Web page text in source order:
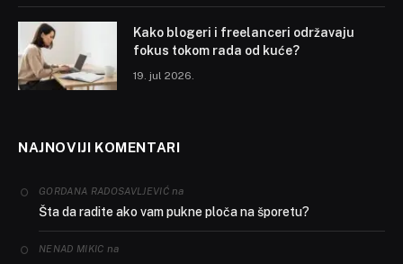
Kako blogeri i freelanceri održavaju
fokus tokom rada od kuće?
19. jul 2026.
NAJNOVIJI KOMENTARI
GORDANA RADOSAVLJEVIĆna
Šta da radite ako vam pukne ploča na šporetu?
NENAD MIKIC na